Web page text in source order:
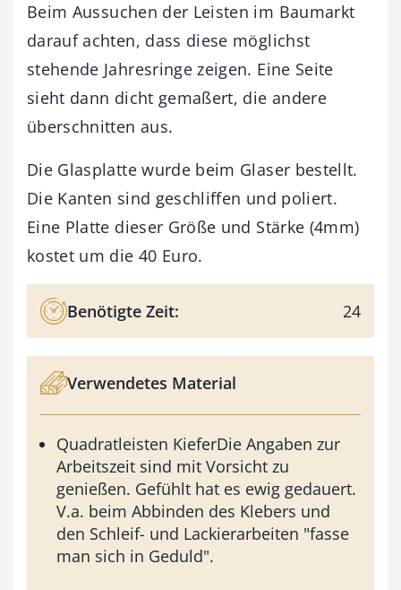
Beim Aussuchen der Leisten im Baumarkt
darauf achten, dass diese möglichst
stehende Jahresringe zeigen. Eine Seite
sieht dann dicht gemaßert, die andere
überschnitten aus.
Die Glasplatte wurde beim Glaser bestellt.
Die Kanten sind geschliffen und poliert.
Eine Platte dieser Größe und Stärke (4mm)
kostet um die 40 Euro.
Benötigte Zeit: 24
Verwendetes Material
Quadratleisten KieferDie Angaben zur
Arbeitszeit sind mit Vorsicht zu
genießen. Gefühlt hat es ewig gedauert.
V.a. beim Abbinden des Klebers und
den Schleif- und Lackierarbeiten "fasse
man sich in Geduld".